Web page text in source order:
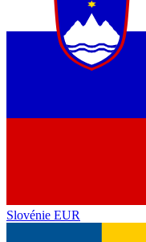
Slovénie EUR